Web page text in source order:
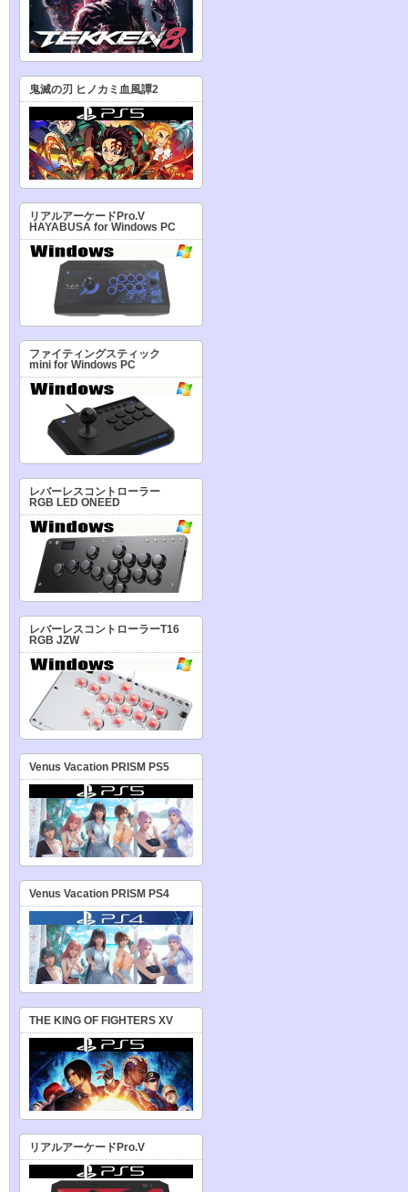
鬼滅の刃 ヒノカミ血風譚2
リアルアーケードPro.V
HAYABUSA for Windows PC
ファイティングスティック
mini for Windows PC
レバーレスコントローラー
RGB LED ONEED
レバーレスコントローラーT16
RGB JZW
Venus Vacation PRISM PS5
Venus Vacation PRISM PS4
THE KING OF FIGHTERS XV
リアルアーケードPro.V